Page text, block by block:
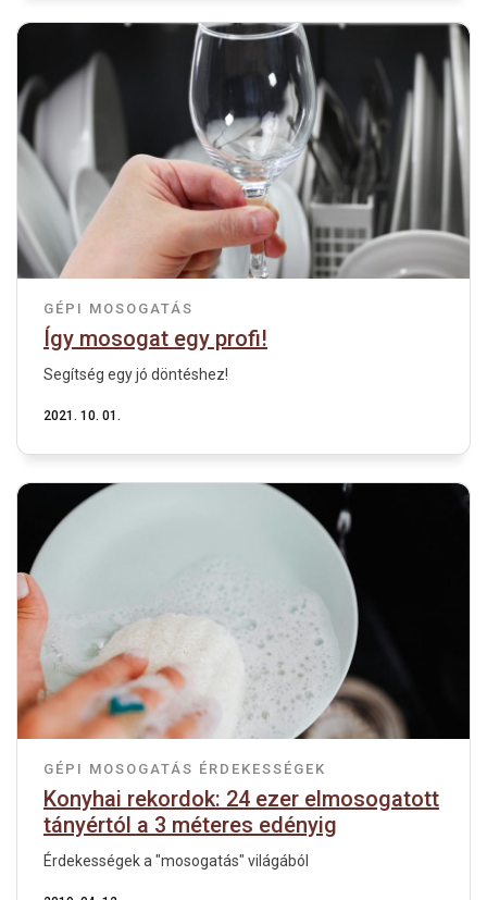
GÉPI MOSOGATÁS
Így mosogat egy profi!
Segítség egy jó döntéshez!
2021. 10. 01.
GÉPI MOSOGATÁS ÉRDEKESSÉGEK
Konyhai rekordok: 24 ezer elmosogatott
tányértól a 3 méteres edényig
Érdekességek a "mosogatás" világából